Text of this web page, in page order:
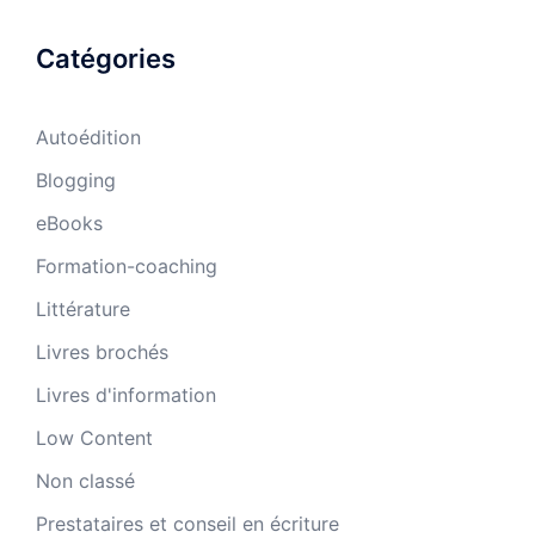
Catégories
Autoédition
Blogging
eBooks
Formation-coaching
Littérature
Livres brochés
Livres d'information
Low Content
Non classé
Prestataires et conseil en écriture